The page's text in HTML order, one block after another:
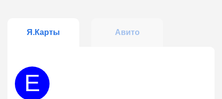
Я.Карты Авито
Е